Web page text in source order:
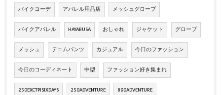
バイクコーデ アパレル用品店 メッシュグローブ
バイクアパレル HAYABUSA おしゃれ ジャケット グローブ
メッシュ デニムパンツ カジュアル 今日のファッション
今日のコーディネート 中型 ファッション好き集まれ
250EXCTPISIXDAYS 250ADVENTURE 890ADVENTURE